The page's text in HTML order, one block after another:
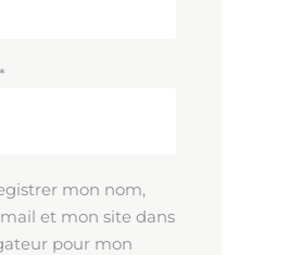
*
mon nom,
et mon site dans
pour mon